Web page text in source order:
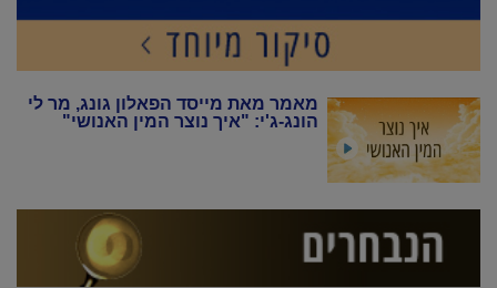
מאמר מאת מייסד הפאלון גונג, מר לי
הונג-ג'י: "איך נוצר המין האנושי"